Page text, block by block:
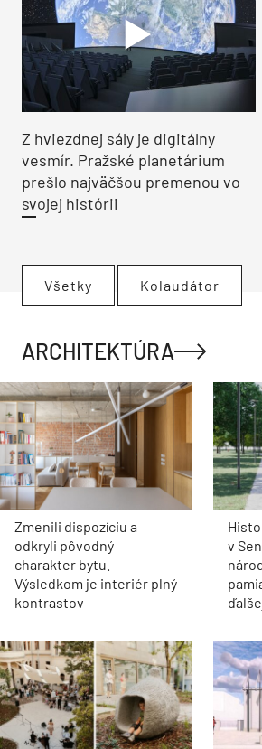
Z hviezdnej sály je digitálny
vesmír. Pražské planetárium
prešlo najväčšou premenou vo
svojej histórii
Všetky Kolaudátor
ARCHITEKTÚRA
Zmenili dispozíciu a
odkryli pôvodný
charakter bytu.
Výsledkom je interiér plný
kontrastov
v